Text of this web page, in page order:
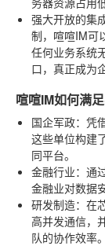
强大开放的集
制，喧喧IM可
任何业务系统
口，真正成为
喧喧IM如何满
国企军政：凭
这些单位构建
同平台。
金融行业：通
金融业对数据
研发制造：在
高并发通信，
队的协作效率。